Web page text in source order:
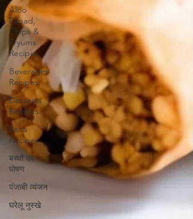
Aloo
Papad,
Chips &
Fryums
Recipes
Beverages
Recipes
Desserts
Recipes
Raita
Recipes
बच्चों का
पोषण
पंजाबी व्यंजन
घरेलू नुस्खे